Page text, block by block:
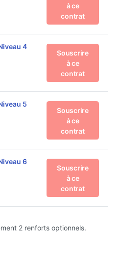
à ce
contrat
4
Souscrire
à ce
contrat
5
Souscrire
à ce
contrat
6
Souscrire
à ce
contrat
2 renforts optionnels.